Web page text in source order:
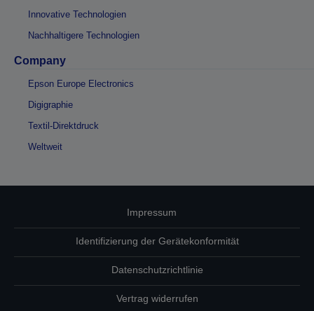
Innovative Technologien
Nachhaltigere Technologien
Company
Epson Europe Electronics
Digigraphie
Textil-Direktdruck
Weltweit
Impressum
Identifizierung der Gerätekonformität
Datenschutzrichtlinie
Vertrag widerrufen